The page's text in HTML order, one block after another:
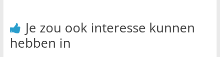
Je zou ook interesse kunnen
hebben in